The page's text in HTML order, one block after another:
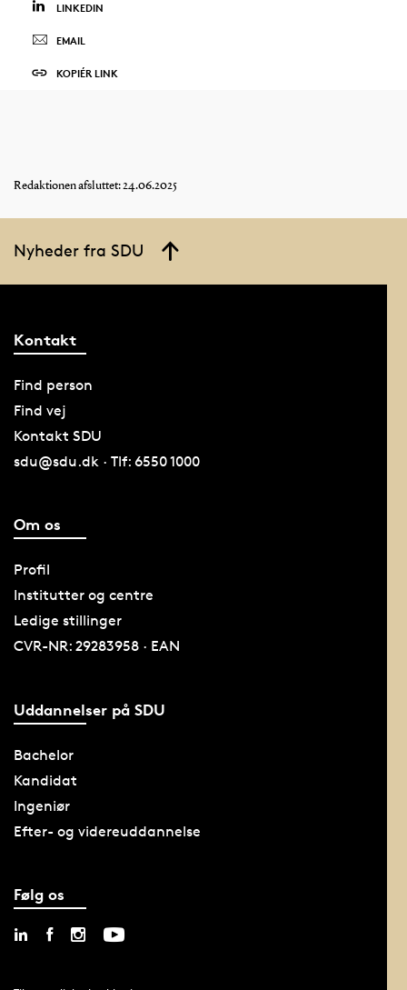
LINKEDIN
EMAIL
KOPIÉR LINK
Redaktionen afsluttet: 24.06.2025
Nyheder fra SDU
Kontakt
Find person
Find vej
Kontakt SDU
sdu@sdu.dk · Tlf: 6550 1000
Om os
Profil
Institutter og centre
Ledige stillinger
CVR-NR: 29283958 · EAN
Uddannelser på SDU
Bachelor
Kandidat
Ingeniør
Efter- og videreuddannelse
Følg os